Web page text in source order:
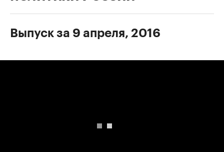
Выпуск за 9 апреля, 2016